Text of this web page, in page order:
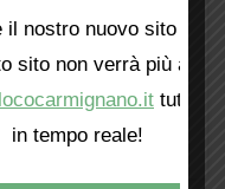
il nostro nuovo sito web!
sito non verrà più
tutti i
in tempo reale!